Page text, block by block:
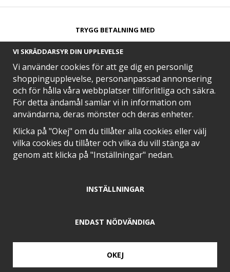
TRYGG BETALNING MED​
SNABB LEVERANS MED
EN DEL AV
VI SKRÄDDARSYR DIN UPPLEVELSE
Vi använder cookies för att ge dig en personlig
shoppingupplevelse, personanpassad annonsering
och för hålla våra webbplatser tillförlitliga och säkra.
För detta ändamål samlar vi in information om
användarna, deras mönster och deras enheter.
Klicka på "Okej" om du tillåter alla cookies eller välj
vilka cookies du tillåter och vilka du vill stänga av
genom att klicka på "Inställningar" nedan.
INSTÄLLNINGAR
ENDAST NÖDVÄNDIGA
OKEJ